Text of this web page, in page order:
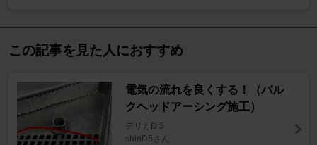
この記事を見た人におすすめ
電気の流れを良くする！（バル
クヘッドアーシング施工）
デリカD:5
shinD5さん